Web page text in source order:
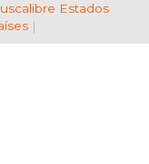
Estados
|